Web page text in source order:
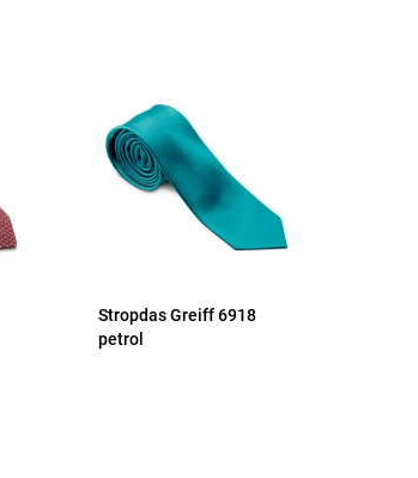
Stropdas Greiff 6918
petrol